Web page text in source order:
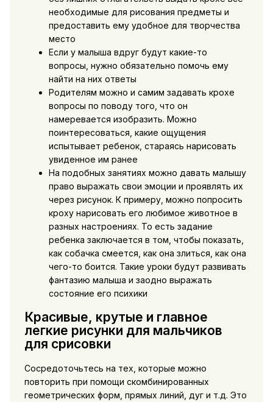
необходимые для рисования предметы и
предоставить ему удобное для творчества
место
Если у малыша вдруг будут какие-то
вопросы, нужно обязательно помочь ему
найти на них ответы
Родителям можно и самим задавать крохе
вопросы по поводу того, что он
намеревается изобразить. Можно
поинтересоваться, какие ощущения
испытывает ребенок, стараясь нарисовать
увиденное им ранее
На подобных занятиях можно давать малышу
право выражать свои эмоции и проявлять их
через рисунок. К примеру, можно попросить
кроху нарисовать его любимое животное в
разных настроениях. То есть задание
ребенка заключается в том, чтобы показать,
как собачка смеется, как она злиться, как она
чего-то боится. Такие уроки будут развивать
фантазию малыша и заодно выражать
состояние его психики
Красивые, крутые и главное
легкие рисунки для мальчиков
для срисовки
Сосредоточьтесь на тех, которые можно
повторить при помощи скомбинированных
геометрических форм, прямых линий, дуг и т.д. Это